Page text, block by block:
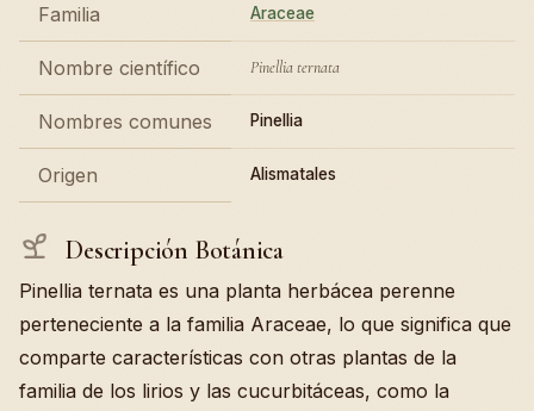
Familia Araceae
Nombre científico Pinellia ternata
Nombres comunes Pinellia
Origen Alismatales
Descripción Botánica
Pinellia ternata es una planta herbácea perenne
perteneciente a la familia Araceae, lo que significa que
comparte características con otras plantas de la
familia de los lirios y las cucurbitáceas, como la